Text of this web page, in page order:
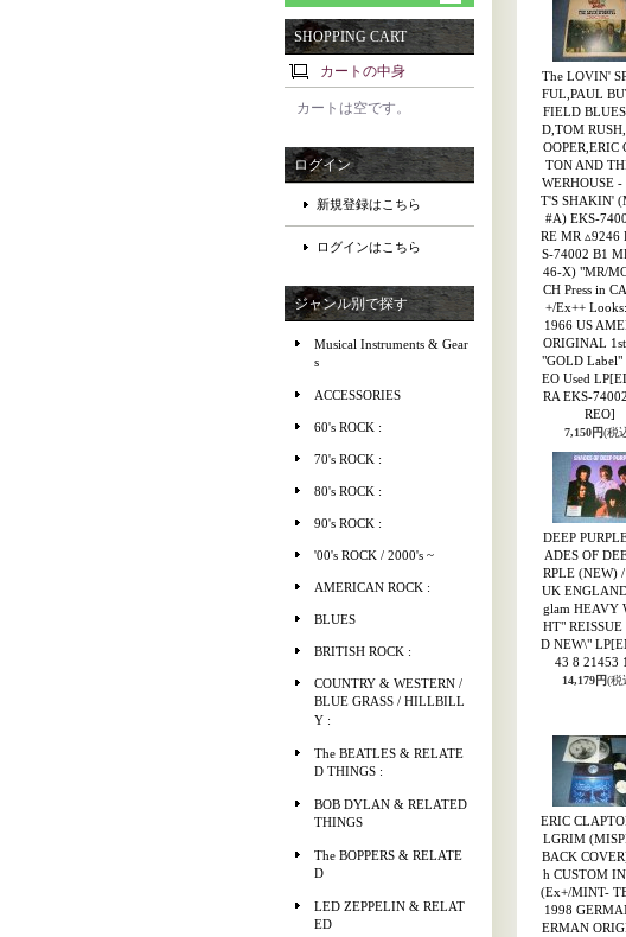
SHOPPING CART
カートの中身
カートは空です。
ログイン
新規登録はこちら
ログインはこちら
ジャンル別で探す
Musical Instruments & Gear
s
ACCESSORIES
60's ROCK :
70's ROCK :
80's ROCK :
90's ROCK :
'00's ROCK / 2000's ~
AMERICAN ROCK :
BLUES
BRITISH ROCK :
COUNTRY & WESTERN /
BLUE GRASS / HILLBILL
Y :
The BEATLES & RELATE
D THINGS :
BOB DYLAN & RELATED
THINGS
The BOPPERS & RELATE
D
LED ZEPPELIN & RELAT
ED
The LOVIN'
FUL,PAUL
FIELD
D,TOM
OOPER,ERIC
TON AND
WERHOUSE -
T'S SHAKIN'
#A) EKS-
RE MR ▵9246
S-74002 B1
46-X) "MR/
CH Press in
+/Ex++
1966 US
ORIGINAL 1st
"GOLD Label"
EO Used LP
RA EKS-
REO]
7,150円(税
DEEP
ADES OF
RPLE (NEW)
UK
glam HEAVY
HT" REISSUE
D NEW\" LP
43 8 21453
14,179円(税
ERIC
LGRIM
BACK
h CUSTOM
(Ex+/MINT-
1998
ERMAN